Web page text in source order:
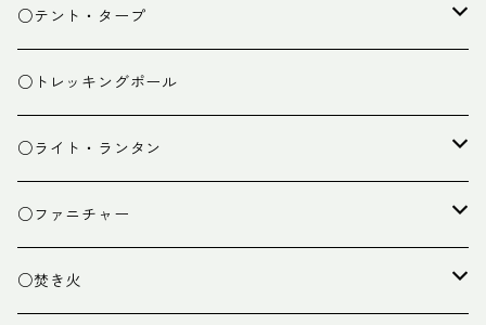
スタッフバッグ
ザック小物
クッカー
バーナー
カトラリー
クッキング小物
○テント・タープ
テント
タープ
ペグ・ハンマー・小物
○トレッキングポール
○ライト・ランタン
ライト
ランタン
○ファニチャー
テーブル
○焚き火